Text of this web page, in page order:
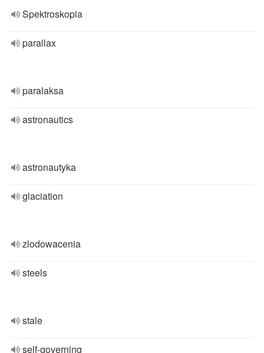
Spektroskopia
parallax
paralaksa
astronautics
astronautyka
glaciation
zlodowacenia
steels
stale
self-governing